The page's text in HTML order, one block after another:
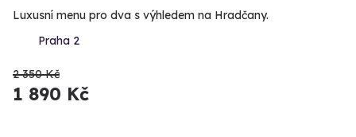
Luxusní menu pro dva s výhledem na Hradčany.
Praha 2
2 350 Kč
1 890 Kč